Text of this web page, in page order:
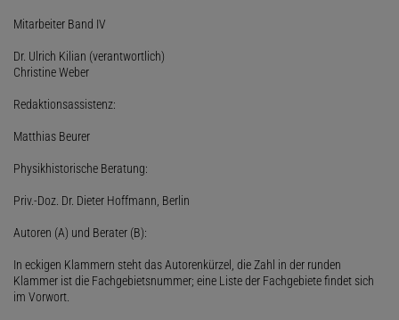
Mitarbeiter Band IV
Dr. Ulrich Kilian (verantwortlich)
Christine Weber
Redaktionsassistenz:
Matthias Beurer
Physikhistorische Beratung:
Priv.-Doz. Dr. Dieter Hoffmann, Berlin
Autoren (A) und Berater (B):
In eckigen Klammern steht das Autorenkürzel, die Zahl in der runden
Klammer ist die Fachgebietsnummer; eine Liste der Fachgebiete findet sich
im Vorwort.